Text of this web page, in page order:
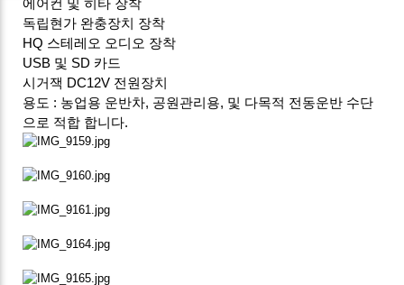
에어컨 및 히타 장착
독립현가 완충장치 장착
HQ 스테레오 오디오 장착
USB 및 SD 카드
시거잭 DC12V 전원장치
용도 : 농업용 운반차, 공원관리용, 및 다목적 전동운반 수단
으로 적합 합니다.